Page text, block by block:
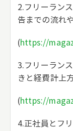
2.フリーラン
告までの流れ
(https://
3.フリーラン
きと経費計上
(https://
4.正社員とフ